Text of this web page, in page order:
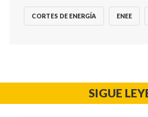
CORTES DE ENERGÍA ENEE
SIGUE